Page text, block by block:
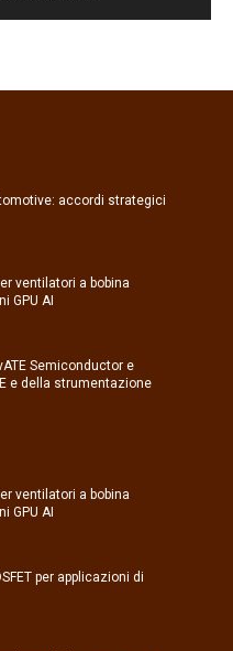
accordi strategici
ventilatori a bobina
GPU AI
Semiconductor e
e della strumentazione
ventilatori a bobina
GPU AI
per applicazioni di